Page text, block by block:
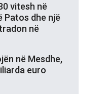
vitesh në
Patos dhe një
në
në Mesdhe,
euro